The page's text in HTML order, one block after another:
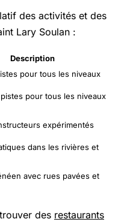
des activités et des
Lary Soulan :
Description
pour tous les niveaux
pour tous les niveaux
expérimentés
dans les rivières et
avec rues pavées et
des restaurants